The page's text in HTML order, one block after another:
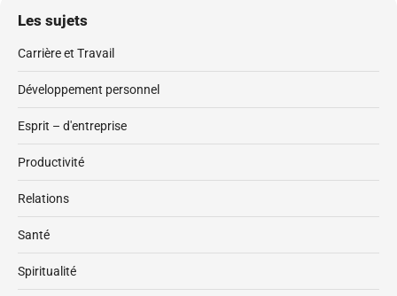
Les sujets
Carrière et Travail
Développement personnel
Esprit – d'entreprise
Productivité
Relations
Santé
Spiritualité